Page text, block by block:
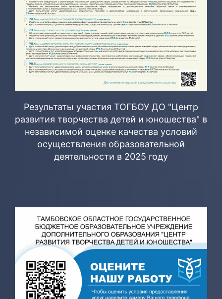
Результаты участия ТОГБОУ ДО "Центр
развития творчества детей и юношества" в
независимой оценке качества условий
осуществления образовательной
деятельности в 2025 году